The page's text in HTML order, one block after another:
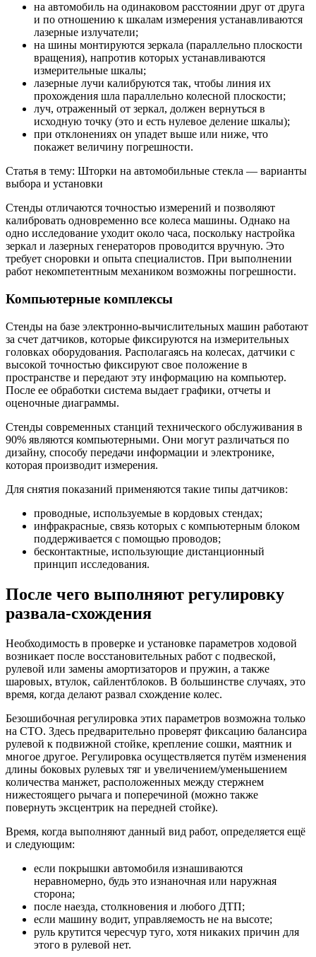
на автомобиль на одинаковом расстоянии друг от друга
и по отношению к шкалам измерения устанавливаются
лазерные излучатели;
на шины монтируются зеркала (параллельно плоскости
вращения), напротив которых устанавливаются
измерительные шкалы;
лазерные лучи калибруются так, чтобы линия их
прохождения шла параллельно колесной плоскости;
луч, отраженный от зеркал, должен вернуться в
исходную точку (это и есть нулевое деление шкалы);
при отклонениях он упадет выше или ниже, что
покажет величину погрешности.
Статья в тему: Шторки на автомобильные стекла — варианты
выбора и установки
Стенды отличаются точностью измерений и позволяют
калибровать одновременно все колеса машины. Однако на
одно исследование уходит около часа, поскольку настройка
зеркал и лазерных генераторов проводится вручную. Это
требует сноровки и опыта специалистов. При выполнении
работ некомпетентным механиком возможны погрешности.
Компьютерные комплексы
Стенды на базе электронно-вычислительных машин работают
за счет датчиков, которые фиксируются на измерительных
головках оборудования. Располагаясь на колесах, датчики с
высокой точностью фиксируют свое положение в
пространстве и передают эту информацию на компьютер.
После ее обработки система выдает графики, отчеты и
оценочные диаграммы.
Стенды современных станций технического обслуживания в
90% являются компьютерными. Они могут различаться по
дизайну, способу передачи информации и электронике,
которая производит измерения.
Для снятия показаний применяются такие типы датчиков:
проводные, используемые в кордовых стендах;
инфракрасные, связь которых с компьютерным блоком
поддерживается с помощью проводов;
бесконтактные, использующие дистанционный
принцип исследования.
После чего выполняют регулировку
развала-схождения
Необходимость в проверке и установке параметров ходовой
возникает после восстановительных работ с подвеской,
рулевой или замены амортизаторов и пружин, а также
шаровых, втулок, сайлентблоков. В большинстве случаях, это
время, когда делают развал схождение колес.
Безошибочная регулировка этих параметров возможна только
на СТО. Здесь предварительно проверят фиксацию балансира
рулевой к подвижной стойке, крепление сошки, маятник и
многое другое. Регулировка осуществляется путём изменения
длины боковых рулевых тяг и увеличением/уменьшением
количества манжет, расположенных между стержнем
нижестоящего рычага и поперечиной (можно также
повернуть эксцентрик на передней стойке).
Время, когда выполняют данный вид работ, определяется ещё
и следующим:
если покрышки автомобиля изнашиваются
неравномерно, будь это изнаночная или наружная
сторона;
после наезда, столкновения и любого ДТП;
если машину водит, управляемость не на высоте;
руль крутится чересчур туго, хотя никаких причин для
этого в рулевой нет.